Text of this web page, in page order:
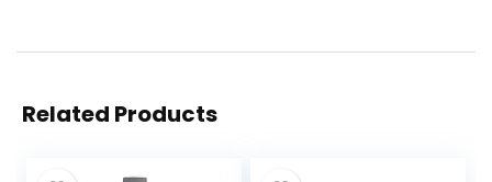
Related Products